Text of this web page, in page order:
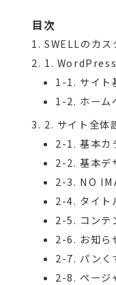
目次
SWELLのカス
1.
1-1. サイト
1-2. ホーム
2. サイト全体
2-1. 基本カ
2-2. 基本デ
2-3. NO
2-4. タイト
2-5. コンテ
2-6. お知ら
2-7. パンく
2-8. ページ